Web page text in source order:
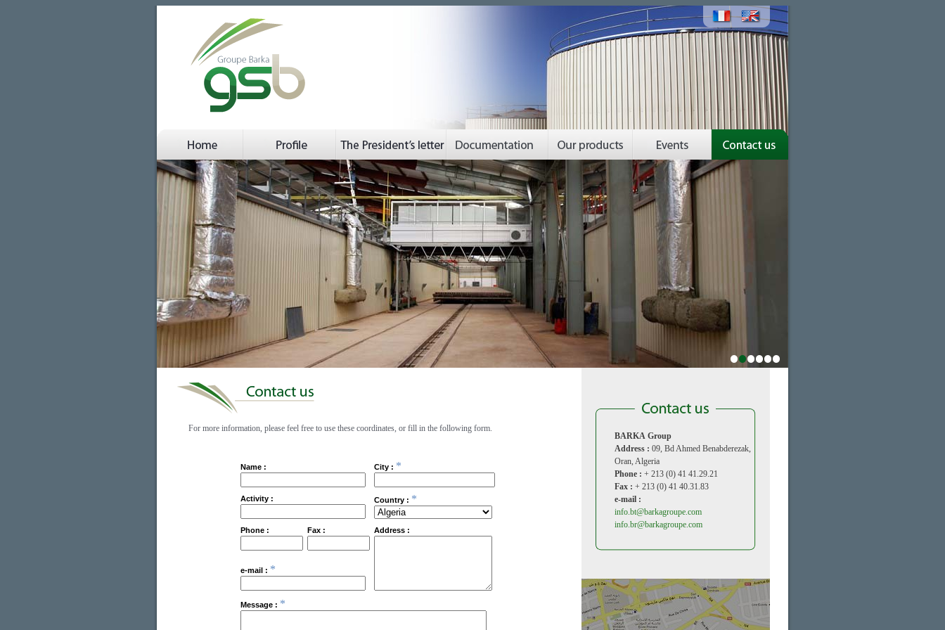
For more information, please feel free to use these coordinates, or fill in the following form.
Name : City : *
Activity : Country : *
Phone : Fax : Address :
e-mail : *
Message : *
BARKA Group
Address : 09, Bd Ahmed Benabderezak,
Oran, Algeria
Phone : + 213 (0) 41 41.29.21
Fax : + 213 (0) 41 40.31.83
e-mail :
info.bt@barkagroupe.com
info.br@barkagroupe.com